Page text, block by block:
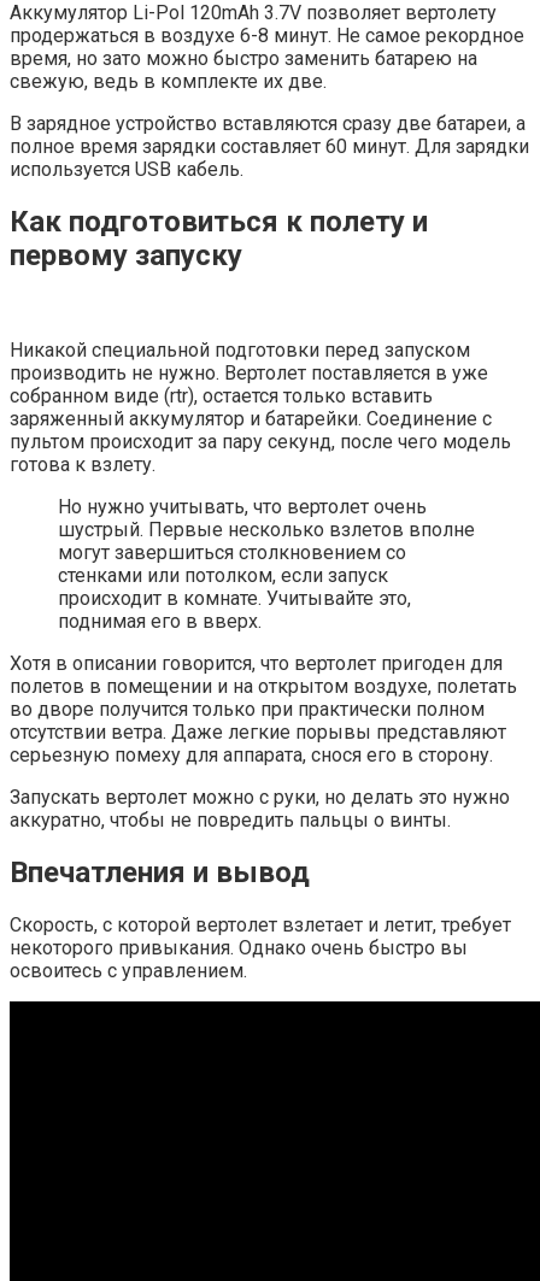
Аккумулятор Li-Pol 120mAh 3.7V позволяет вертолету
продержаться в воздухе 6-8 минут. Не самое рекордное
время, но зато можно быстро заменить батарею на
свежую, ведь в комплекте их две.
В зарядное устройство вставляются сразу две батареи, а
полное время зарядки составляет 60 минут. Для зарядки
используется USB кабель.
Как подготовиться к полету и
первому запуску
Никакой специальной подготовки перед запуском
производить не нужно. Вертолет поставляется в уже
собранном виде (rtr), остается только вставить
заряженный аккумулятор и батарейки. Соединение с
пультом происходит за пару секунд, после чего модель
готова к взлету.
Но нужно учитывать, что вертолет очень
шустрый. Первые несколько взлетов вполне
могут завершиться столкновением со
стенками или потолком, если запуск
происходит в комнате. Учитывайте это,
поднимая его в вверх.
Хотя в описании говорится, что вертолет пригоден для
полетов в помещении и на открытом воздухе, полетать
во дворе получится только при практически полном
отсутствии ветра. Даже легкие порывы представляют
серьезную помеху для аппарата, снося его в сторону.
Запускать вертолет можно с руки, но делать это нужно
аккуратно, чтобы не повредить пальцы о винты.
Впечатления и вывод
Скорость, с которой вертолет взлетает и летит, требует
некоторого привыкания. Однако очень быстро вы
освоитесь с управлением.